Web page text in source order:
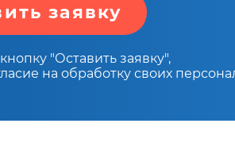
заявку
"Оставить заявку",
на обработку своих